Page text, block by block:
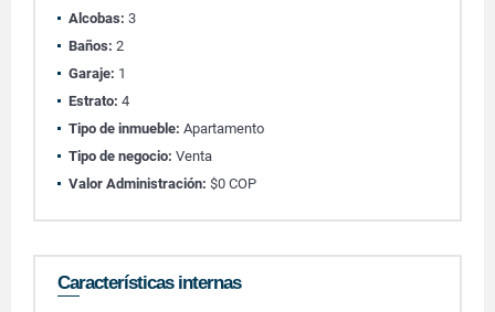
Alcobas: 3
Baños: 2
Garaje: 1
Estrato: 4
Tipo de inmueble: Apartamento
Tipo de negocio: Venta
Valor Administración: $0 COP
Características internas